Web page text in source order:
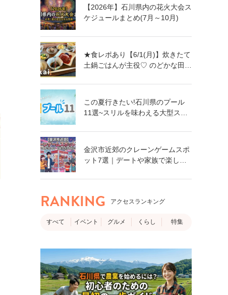
【2026年】石川県内の花火大会ス
ケジュールまとめ(7月～10月)
★食レポあり【6/1(月)】炊きたて
土鍋ごはんが主役♡ のどかな田園
「nakai」オープン！@金沢市
この夏行きたい!石川県のプール
11選~スリルを味わえる大型スラ
プールも!~
金沢市近郊のクレーンゲームスポ
ット7選｜デートや家族で楽しめ
ムセンター特集
RANKING アクセスランキング
すべて イベント グルメ くらし 特集